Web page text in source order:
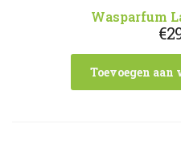
Wasparfum
€
Toevoegen